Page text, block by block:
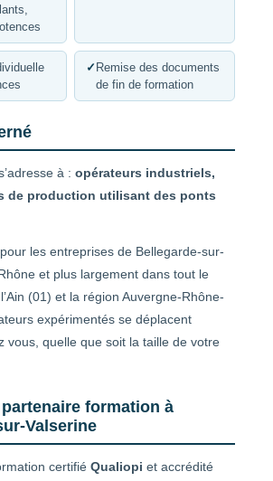
✓ Remise des documents
de fin de formation
à : opérateurs industriels,
de production utilisant des ponts
les entreprises de Bellegarde-sur-
et plus largement dans tout le
(01) et la région Auvergne-Rhône-
expérimentés se déplacent
vous, quelle que soit la taille de votre
partenaire formation à
Valserine
certifié Qualiopi et accrédité